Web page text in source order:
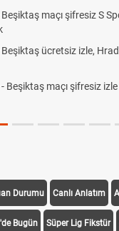
maçı şifresiz S
ücretsiz izle,
Beşiktaş maçı şifresiz
Durumu Canlı Anlatım
Bugün Süper Lig Fikstür